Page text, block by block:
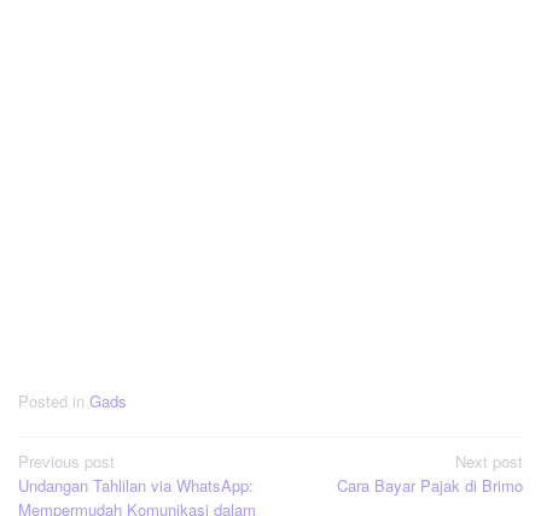
Posted in Gads
Post
navigation
Previous post
Undangan Tahlilan via WhatsApp:
Mempermudah Komunikasi dalam
Next post
Cara Bayar Pajak di Brimo